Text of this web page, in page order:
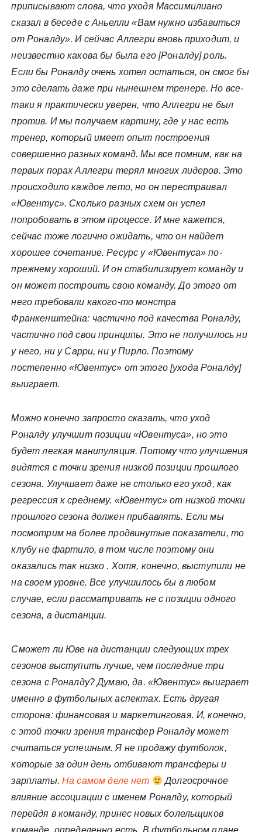
приписывают слова, что уходя Массимилиано
сказал в беседе с Аньелли «Вам нужно избавиться
от Роналду». И сейчас Аллегри вновь приходит, и
неизвестно какова бы была его [Роналду] роль.
Если бы Роналду очень хотел остаться, он смог бы
это сделать даже при нынешнем тренере. Но все-
таки я практически уверен, что Аллегри не был
против. И мы получаем картину, где у нас есть
тренер, который имеет опыт построения
совершенно разных команд. Мы все помним, как на
первых порах Аллегри терял многих лидеров. Это
происходило каждое лето, но он перестраивал
«Ювентус». Сколько разных схем он успел
попробовать в этом процессе. И мне кажется,
сейчас тоже логично ожидать, что он найдет
хорошее сочетание. Ресурс у «Ювентуса» по-
прежнему хороший. И он стабилизирует команду и
он может построить свою команду. До этого от
него требовали какого-то монстра
Франкенштейна: частично под качества Роналду,
частично под свои принципы. Это не получилось ни
у него, ни у Сарри, ни у Пирло. Поэтому
постепенно «Ювентус» от этого [ухода Роналду]
выиграет.
Можно конечно запросто сказать, что уход
Роналду улучшит позиции «Ювентуса», но это
будет легкая манипуляция. Потому что улучшения
видятся с точки зрения низкой позиции прошлого
сезона. Улучшает даже не столько его уход, как
регрессия к среднему. «Ювентус» от низкой точки
прошлого сезона должен прибавлять. Если мы
посмотрим на более продвинутые показатели, то
клубу не фартило, в том числе поэтому они
оказались так низко . Хотя, конечно, выступили не
на своем уровне. Все улучшилось бы в любом
случае, если рассматривать не с позиции одного
сезона, а дистанции.
Сможет ли Юве на дистанции следующих трех
сезонов выступить лучше, чем последние три
сезона с Роналду? Думаю, да. «Ювентус» выиграет
именно в футбольных аспектах. Есть другая
сторона: финансовая и маркетинговая. И, конечно,
с этой точки зрения трансфер Роналду может
считаться успешным. Я не продажу футболок,
которые за один день отбивают трансферы и
зарплаты. На самом деле нет
Долгосрочное
влияние ассоциации с именем Роналду, который
перейдя в команду, принес новых болельщиков
команде, определенно есть. В футбольном плане